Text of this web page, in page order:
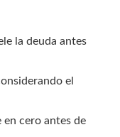
la deuda antes
el
cero antes de